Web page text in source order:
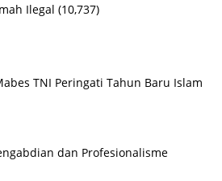
Ilegal (10,737)
TNI Peringati Tahun Baru Islam
dan Profesionalisme